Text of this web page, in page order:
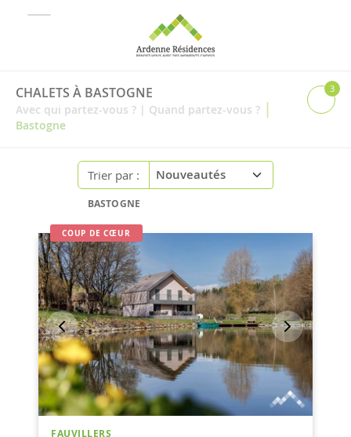
CHALETS À BASTOGNE
Avec qui partez-vous ? | Quand partez-vous ? |
Bastogne
3
Trier par :
BASTOGNE